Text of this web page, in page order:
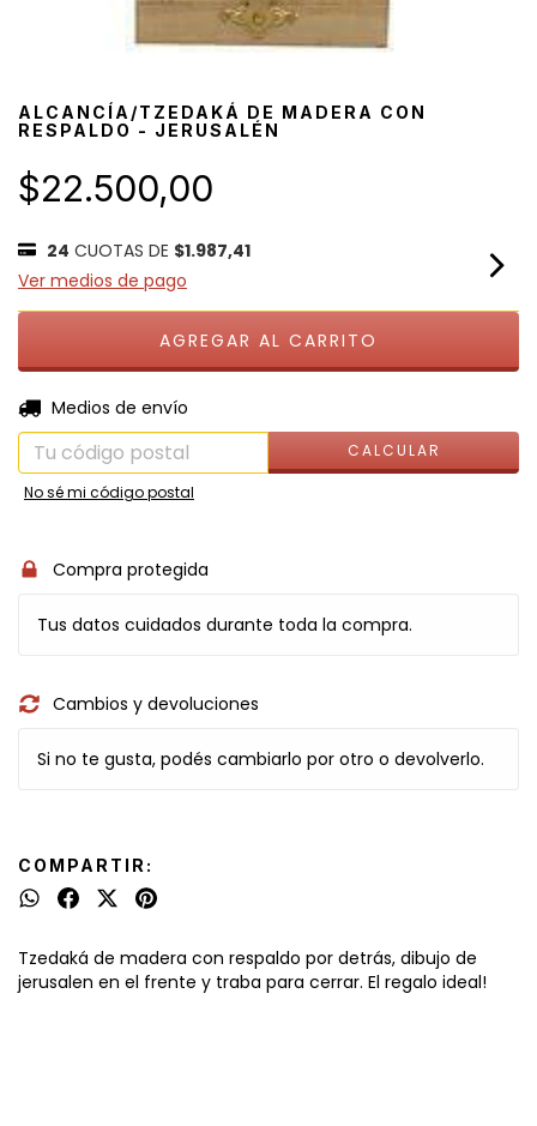
ALCANCÍA/TZEDAKÁ DE MADERA CON
RESPALDO - JERUSALÉN
$22.500,00
24 CUOTAS DE $1.987,41
Ver medios de pago
Entregas para el CP:
Medios de envío
CALCULAR
No sé mi código postal
Compra protegida
Tus datos cuidados durante toda la compra.
Cambios y devoluciones
Si no te gusta, podés cambiarlo por otro o devolverlo.
COMPARTIR:
Tzedaká de madera con respaldo por detrás, dibujo de
jerusalen en el frente y traba para cerrar. El regalo ideal!